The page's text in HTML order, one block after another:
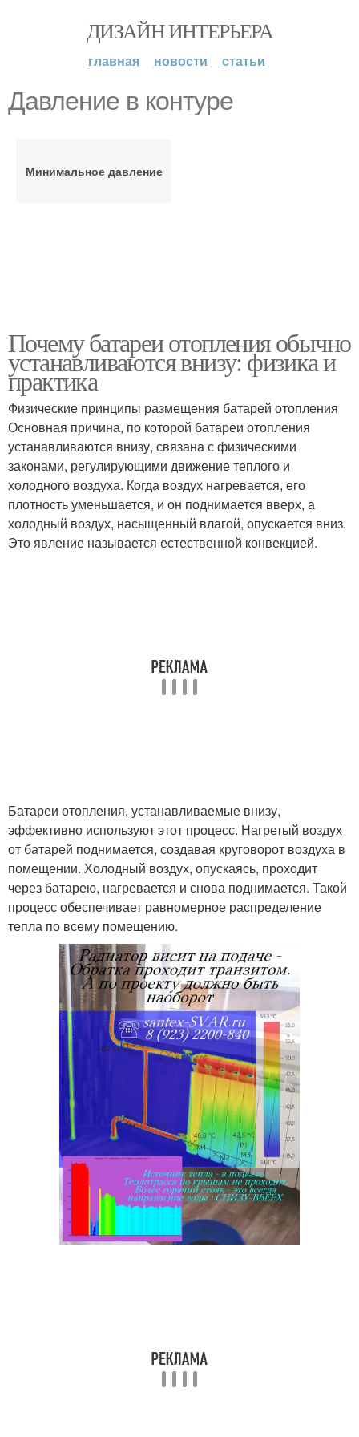
ДИЗАЙН ИНТЕРЬЕРА
главная новости статьи
Давление в контуре
Минимальное давление
Почему батареи отопления обычно
устанавливаются внизу: физика и
практика
Физические принципы размещения батарей отопления
Основная причина, по которой батареи отопления
устанавливаются внизу, связана с физическими
законами, регулирующими движение теплого и
холодного воздуха. Когда воздух нагревается, его
плотность уменьшается, и он поднимается вверх, а
холодный воздух, насыщенный влагой, опускается вниз.
Это явление называется естественной конвекцией.
Батареи отопления, устанавливаемые внизу,
эффективно используют этот процесс. Нагретый воздух
от батарей поднимается, создавая круговорот воздуха в
помещении. Холодный воздух, опускаясь, проходит
через батарею, нагревается и снова поднимается. Такой
процесс обеспечивает равномерное распределение
тепла по всему помещению.